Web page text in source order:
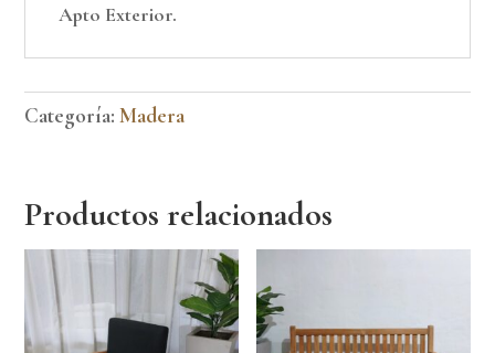
Apto Exterior.
Categoría:Madera
Productos relacionados